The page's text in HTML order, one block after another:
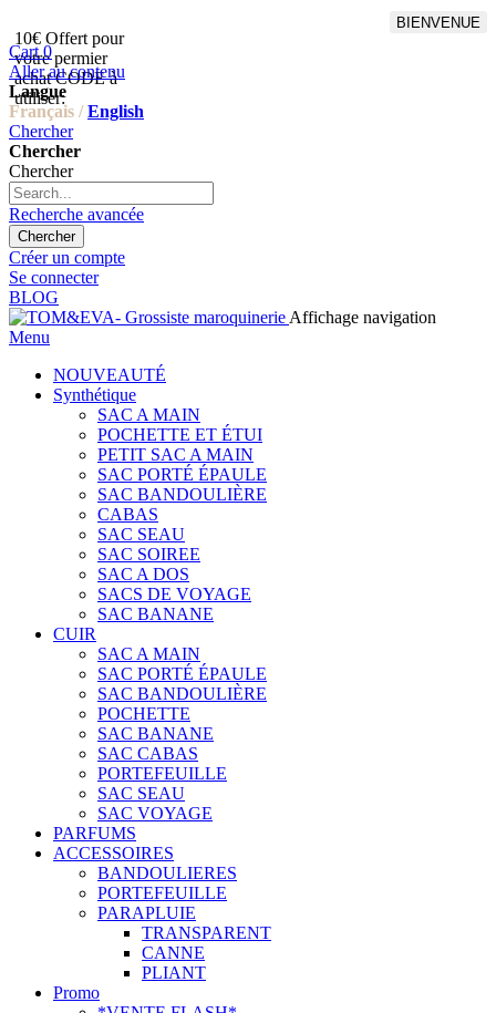
10€ Offert pour
votre permier
achat CODE à
utiliser:
BIENVENUE
Cart 0
Aller au contenu
Langue
Français / English
Chercher
Chercher
Chercher
Recherche avancée
Chercher
Créer un compte
Se connecter
BLOG
Affichage navigation
Menu
NOUVEAUTÉ
Synthétique
SAC A MAIN
POCHETTE ET ÉTUI
PETIT SAC A MAIN
SAC PORTÉ ÉPAULE
SAC BANDOULIÈRE
CABAS
SAC SEAU
SAC SOIREE
SAC A DOS
SACS DE VOYAGE
SAC BANANE
CUIR
SAC A MAIN
SAC PORTÉ ÉPAULE
SAC BANDOULIÈRE
POCHETTE
SAC BANANE
SAC CABAS
PORTEFEUILLE
SAC SEAU
SAC VOYAGE
PARFUMS
ACCESSOIRES
BANDOULIERES
PORTEFEUILLE
PARAPLUIE
TRANSPARENT
CANNE
PLIANT
Promo